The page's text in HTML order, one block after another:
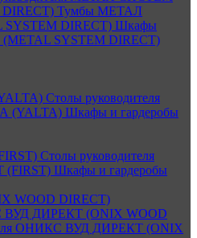
Тумбы МЕТАЛ
DIRECT) Шкафы
SYSTEM DIRECT)
Столы руководителя
(YALTA) Шкафы и гардеробы
Столы руководителя
Шкафы и гардеробы
WOOD DIRECT)
ВУД ДИРЕКТ (ONIX WOOD
ОНИКС ВУД ДИРЕКТ (ONIX